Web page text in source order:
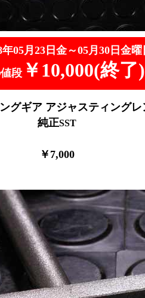
05月23日金～05月30日金曜
段 ￥10,000(終了)
グギア アジャスティングレ
純正SST
￥7,000